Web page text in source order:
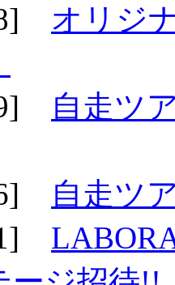
オリジ
自走ツ
自走ツ